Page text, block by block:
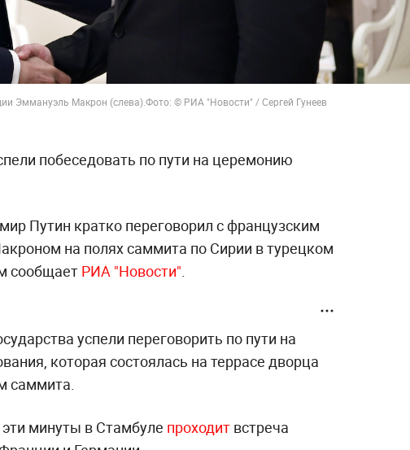
Эммануэль Макрон (слева).Фото: © РИА "Новости" / Сергей Гунеев
побеседовать по пути на церемонию
Путин кратко переговорил с французским
на полях саммита по Сирии в турецком
сообщает РИА "Новости"
успели переговорить по пути на
которая состоялась на террасе дворца
саммита.
минуты в Стамбуле проходит встреча